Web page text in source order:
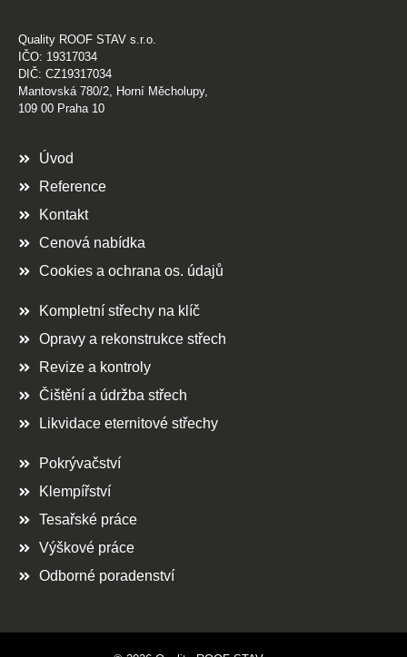
Quality ROOF STAV s.r.o.
IČO: 19317034
DIČ: CZ19317034
Mantovská 780/2, Horní Měcholupy,
109 00 Praha 10
Úvod
Reference
Kontakt
Cenová nabídka
Cookies a ochrana os. údajů
Kompletní střechy na klíč
Opravy a rekonstrukce střech
Revize a kontroly
Čištění a údržba střech
Likvidace eternitové střechy
Pokrývačství
Klempířství
Tesařské práce
Výškové práce
Odborné poradenství